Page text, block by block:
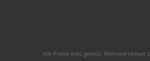
Alle Preise exkl. gesetzl. Mehrwertsteuer